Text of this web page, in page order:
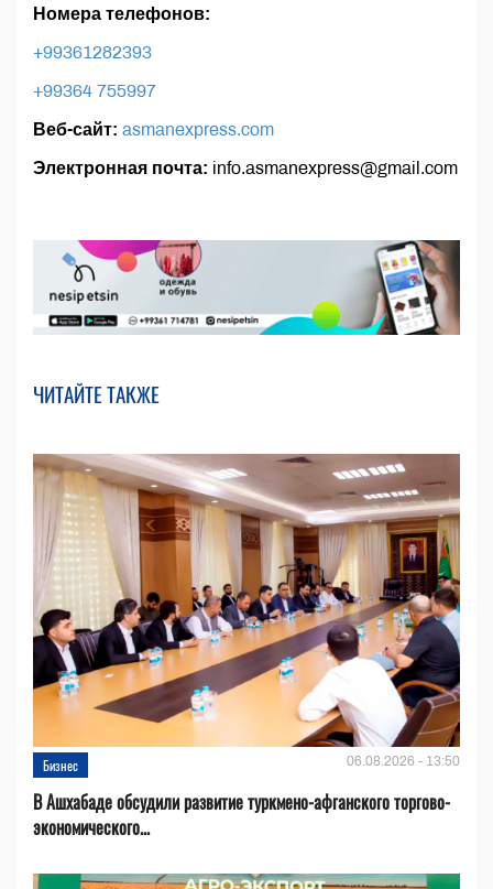
Номера телефонов:
+99361282393
+99364 755997
Веб-сайт: asmanexpress.com
Электронная почта: info.asmanexpress@gmail.com
ЧИТАЙТЕ ТАКЖЕ
Бизнес 06.08.2026 - 13:50
В Ашхабаде обсудили развитие туркмено-афганского торгово-
экономического...